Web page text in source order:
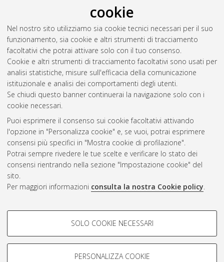
cookie
Nel nostro sito utilizziamo sia cookie tecnici necessari per il suo
funzionamento, sia cookie e altri strumenti di tracciamento
facoltativi che potrai attivare solo con il tuo consenso.
Cookie e altri strumenti di tracciamento facoltativi sono usati per
analisi statistiche, misure sull'efficacia della comunicazione
istituzionale e analisi dei comportamenti degli utenti.
Se chiudi questo banner continuerai la navigazione solo con i
cookie necessari.
Puoi esprimere il consenso sui cookie facoltativi attivando
l'opzione in "Personalizza cookie" e, se vuoi, potrai esprimere
consensi più specifici in "Mostra cookie di profilazione".
Potrai sempre rivedere le tue scelte e verificare lo stato dei
consensi rientrando nella sezione "Impostazione cookie" del
sito.
Per maggiori informazioni consulta la nostra Cookie policy.
COOKIE DI PROFILAZIONE -
Si tratta di cookie utilizzati per analizzare le caratteristiche della
navigazione degli utenti, creare profili in base al loro comportamento
SOLO COOKIE NECESSARI
PERSONALIZZA COOKIE
Vedi altre statistiche
Gestione del documento:
Atom
Rss
2.0
AMS Acta
ISSN: 2038-7954
re3data.org -
doi.org/10.17616/R3P19R
Servizio implementato e
Impostazioni Cookie
repository